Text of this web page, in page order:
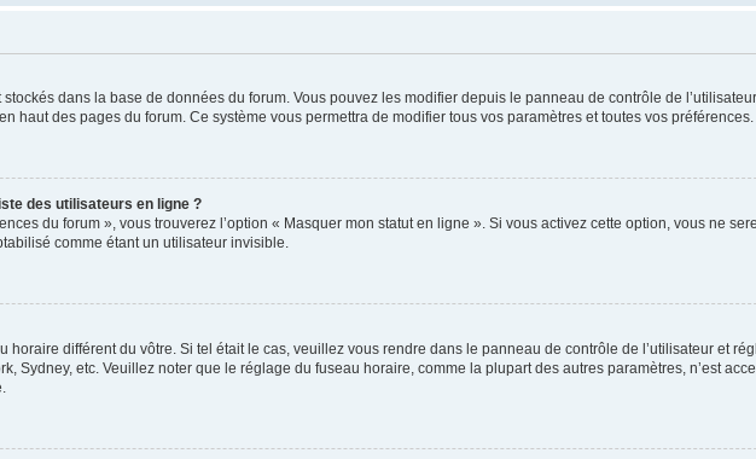
dans la base de données du forum. Vous pouvez les modifier depuis le panneau de contrôle de
haut des pages du forum. Ce système vous permettra de modifier tous vos paramètres et toutes vos préférences.
des utilisateurs en ligne ?
du forum », vous trouverez l’option « Masquer mon statut en ligne ». Si vous activez cette option, vous ne
comme étant un utilisateur invisible.
horaire différent du vôtre. Si tel était le cas, veuillez vous rendre dans le panneau de contrôle de l’utilisateur et
Sydney, etc. Veuillez noter que le réglage du fuseau horaire, comme la plupart des autres paramètres, n’est